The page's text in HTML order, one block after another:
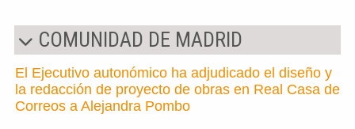
COMUNIDAD DE MADRID
El Ejecutivo autonómico ha adjudicado el diseño y
la redacción de proyecto de obras en Real Casa de
Correos a Alejandra Pombo